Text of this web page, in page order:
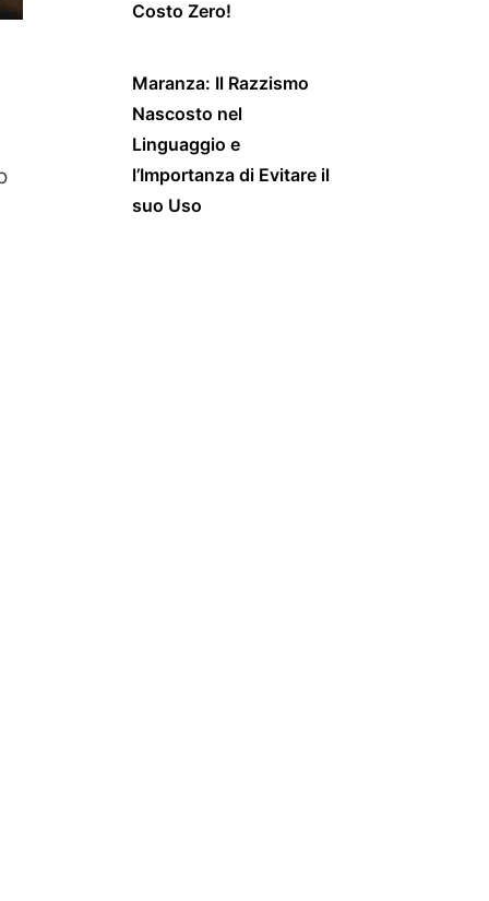
Costo Zero!
Maranza: Il Razzismo
Nascosto nel
Linguaggio e
l’Importanza di Evitare il
suo Uso